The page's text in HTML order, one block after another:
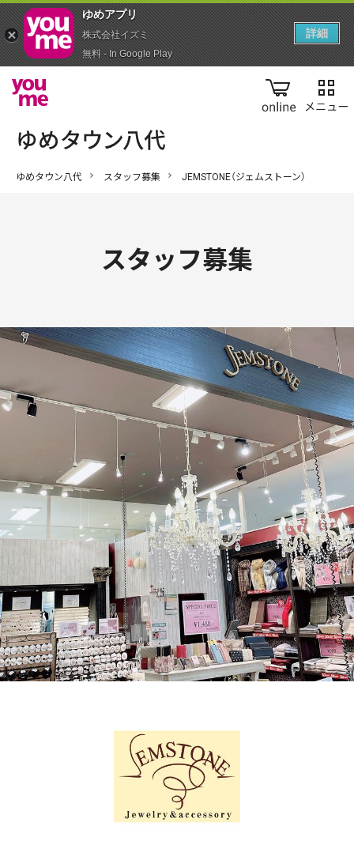
online
ゆめタウン八代 スタッフ募集 JEMSTONE（ジェムストーン）
スタッフ募集
ゆめアプ‪リ‬
株式会社イズミ
無料 - In Google Play
詳細